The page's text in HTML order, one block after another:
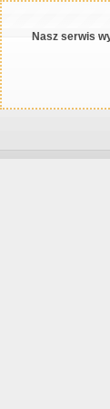
Nasz serwis